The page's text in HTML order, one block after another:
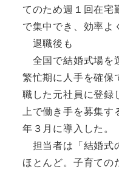
てのため週１回在宅
で集中でき、効率よ
退職後も
全国で結婚式場を
繁忙期に人手を確保
職した元社員に登録
上で働き手を募集す
年３月に導入した。
担当者は「結婚式
ほとんど。子育ての